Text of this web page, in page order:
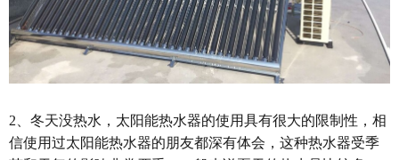
2、冬天没热水，太阳能热水器的使用具有很大的限制性，相
信使用过太阳能热水器的朋友都深有体会，这种热水器受季